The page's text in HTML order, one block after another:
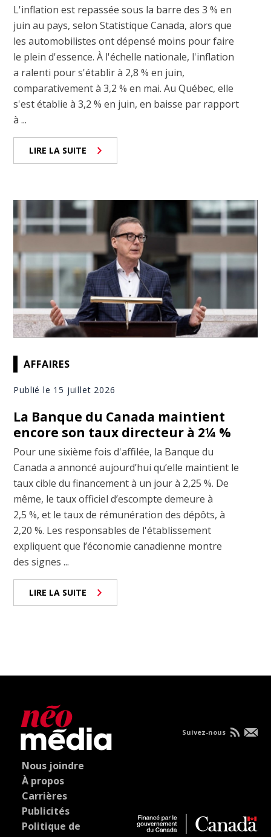
L'inflation est repassée sous la barre des 3 % en
juin au pays, selon Statistique Canada, alors que
les automobilistes ont dépensé moins pour faire
le plein d'essence. À l'échelle nationale, l'inflation
a ralenti pour s'établir à 2,8 % en juin,
comparativement à 3,2 % en mai. Au Québec, elle
s'est établie à 3,2 % en juin, en baisse par rapport
à ...
LIRE LA SUITE
AFFAIRES
Publié le 15 juillet 2026
La Banque du Canada maintient
encore son taux directeur à 2¼ %
Pour une sixième fois d'affilée, la Banque du
Canada a annoncé aujourd’hui qu’elle maintient le
taux cible du financement à un jour à 2,25 %. De
même, le taux officiel d’escompte demeure à
2,5 %, et le taux de rémunération des dépôts, à
2,20 %. Les responsables de l'établissement
expliquent que l’économie canadienne montre
des signes ...
LIRE LA SUITE
Nous joindre
À propos
Carrières
Publicités
Politique de
Suivez-nous